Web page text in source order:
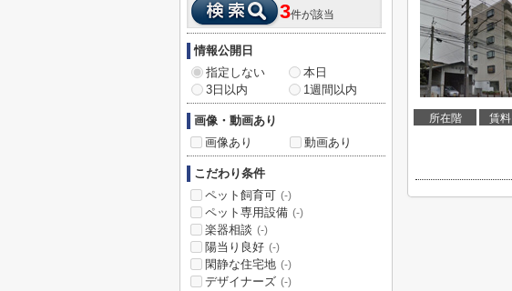
所在階 賃料
3件が該当
情報公開日
指定しない
本日
3日以内
1週間以内
画像・動画あり
画像あり
動画あり
こだわり条件
ペット飼育可 (-)
ペット専用設備 (-)
楽器相談 (-)
陽当り良好 (-)
閑静な住宅地 (-)
デザイナーズ (-)